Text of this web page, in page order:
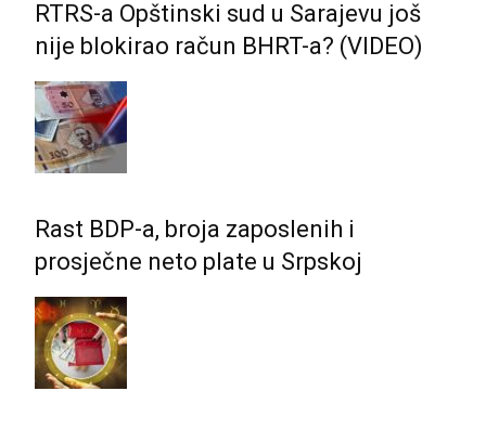
RTRS-a Opštinski sud u Sarajevu još
nije blokirao račun BHRT-a? (VIDEO)
Rast BDP-a, broja zaposlenih i
prosječne neto plate u Srpskoj